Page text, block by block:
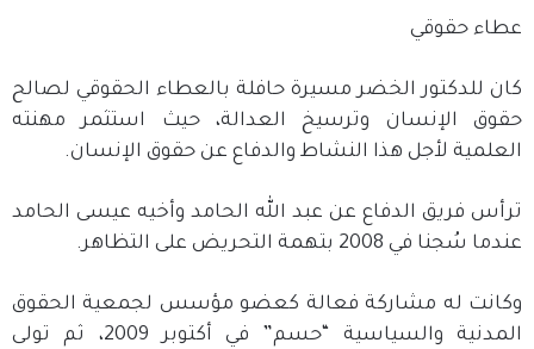
عطاء حقوقي
كان للدكتور الخضر مسيرة حافلة بالعطاء الحقوقي لصالح
حقوق الإنسان وترسيخ العدالة، حيث استثمر مهنته
العلمية لأجل هذا النشاط والدفاع عن حقوق الإنسان.
ترأس فريق الدفاع عن عبد الله الحامد وأخيه عيسى الحامد
عندما سُجنا في 2008 بتهمة التحريض على التظاهر.
وكانت له مشاركة فعالة كعضو مؤسس لجمعية الحقوق
المدنية والسياسية “حسم” في أكتوبر 2009، ثم تولى